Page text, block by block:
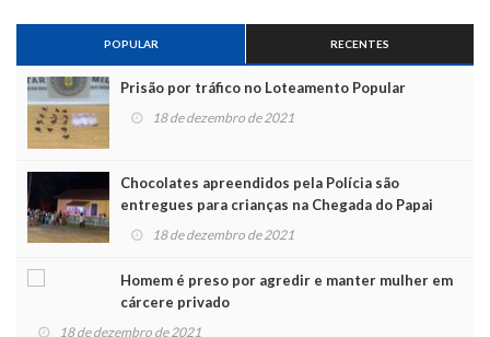
POPULAR RECENTES
Prisão por tráfico no Loteamento Popular
18 de dezembro de 2021
Chocolates apreendidos pela Polícia são
entregues para crianças na Chegada do Papai
Noel
18 de dezembro de 2021
Homem é preso por agredir e manter mulher em
cárcere privado
18 de dezembro de 2021